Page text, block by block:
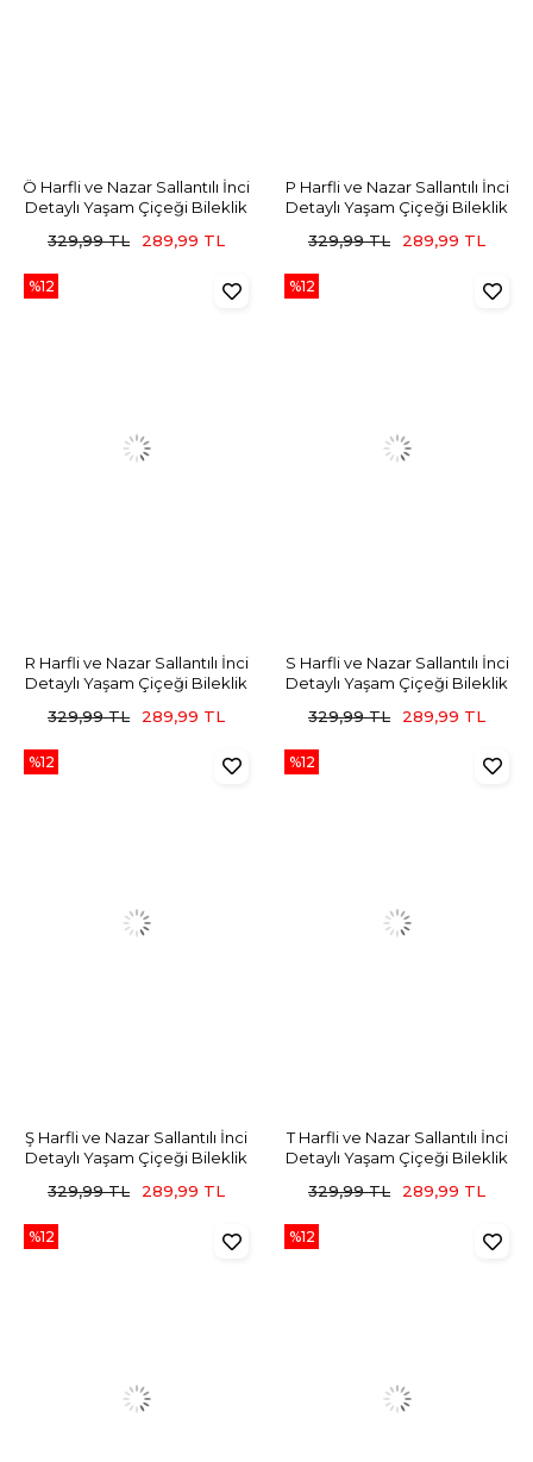
Ö Harfli ve Nazar Sallantılı İnci
Detaylı Yaşam Çiçeği Bileklik
329,99 TL
289,99 TL
P Harfli ve Nazar Sallantılı İnci
Detaylı Yaşam Çiçeği Bileklik
329,99 TL
289,99 TL
R Harfli ve Nazar Sallantılı İnci
Detaylı Yaşam Çiçeği Bileklik
329,99 TL
289,99 TL
%12
S Harfli ve Nazar Sallantılı İnci
Detaylı Yaşam Çiçeği Bileklik
329,99 TL
289,99 TL
%12
Ş Harfli ve Nazar Sallantılı İnci
Detaylı Yaşam Çiçeği Bileklik
329,99 TL
289,99 TL
%12
T Harfli ve Nazar Sallantılı İnci
Detaylı Yaşam Çiçeği Bileklik
329,99 TL
289,99 TL
%12
%12 %12